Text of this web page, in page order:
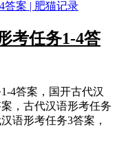
考任务1-4答
4答案，国开古代汉
，古代汉语形考任务
语形考任务3答案，